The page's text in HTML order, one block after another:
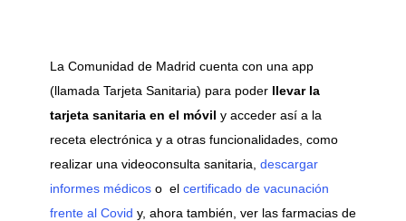
La Comunidad de Madrid cuenta con una app
(llamada Tarjeta Sanitaria) para poder llevar la
tarjeta sanitaria en el móvil y acceder así a la
receta electrónica y a otras funcionalidades, como
realizar una videoconsulta sanitaria, descargar
informes médicos o el certificado de vacunación
frente al Covid y, ahora también, ver las farmacias de